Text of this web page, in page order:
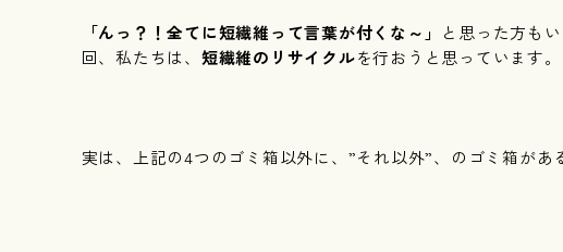
「んっ？！全てに短繊維って言葉が付くな～」
と思った方も
回、私たちは、 短繊維のリサイクルを行おうと思っています。
実は、上記の4つのゴミ箱以外に、”それ以外”、のゴミ箱があ